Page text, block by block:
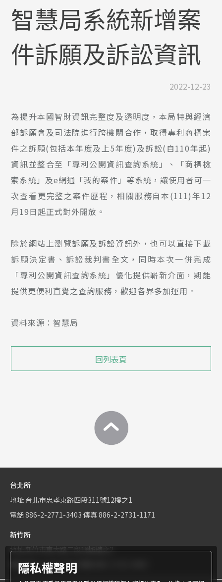
智慧局系統新增案
件訴願及訴訟資訊
2022-12-23
為提升本國智財資訊完整度及透明度，本局特與經濟
部訴願會及司法院進行跨機關合作，取得專利商標案
件之訴願(包括本年度及上5年度)及訴訟(自110年起)
資訊並整合至「專利公開資訊查詢系統」、「商標檢
索系統」及e網通「我的案件」等系統，讓使用者可一
次查看更完整之案件歷程，相關服務自本(111)年12
月19日起正式對外開放。
除於網站上瀏覽訴願及訴訟資訊外，也可以直接下載
訴願決定書、訴訟裁判書全文，同時本次一併完成
「專利公開資訊查詢系統」優化提供嶄新介面，期能
提供更便利直覺之查詢服務，歡迎各界多加運用。
資料來源：智慧局
回列表頁
台北所
地址 台北市忠孝東路四段311號12樓之1
電話886-2-2771-3403 傳真 886-2-2731-1171
新竹所
地址新竹市東大路二段1號6樓之2
電話886-3-534-9161
隱私權聲明